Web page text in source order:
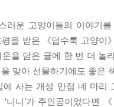
러운 고양이들의 이야기
을 받은 《덥수룩 고양
을 담은 글에 한 번 더 놀
맞아 선물하기에도 좋은
에 사는 개성 만점 네 마
니니’가 주인공이었다면